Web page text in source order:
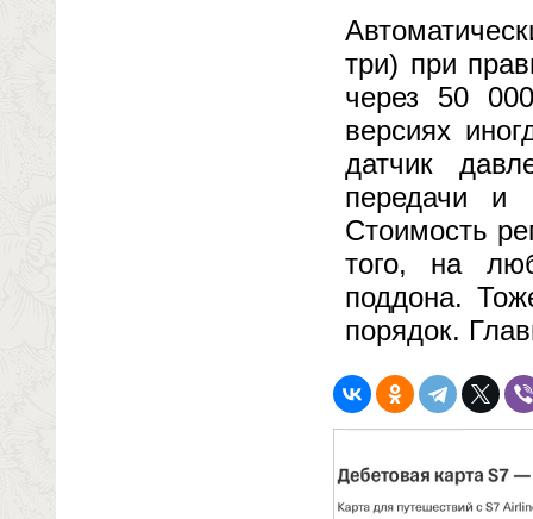
три) при
через 50
версиях
датчик
передачи
Стоимость
того, на
поддона.
порядок.